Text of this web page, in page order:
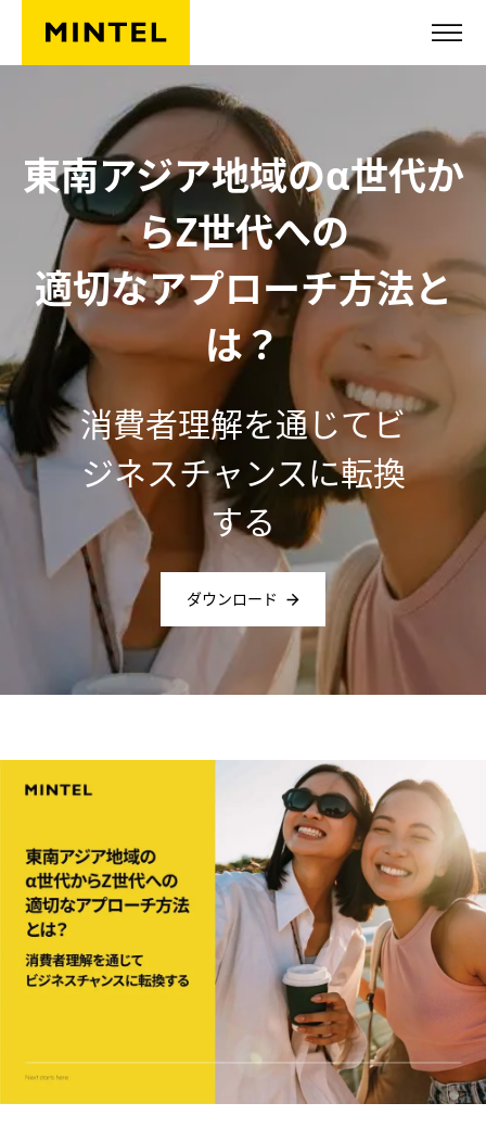
Skip to main content
東南アジア地域のα世代か
らZ世代への
適切なアプローチ方法と
は？
消費者理解を通じてビ
ジネスチャンスに転換
する
ダウンロード